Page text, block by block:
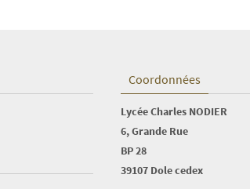
Coordonnées
Lycée Charles NODIER
6, Grande Rue
BP 28
39107 Dole cedex